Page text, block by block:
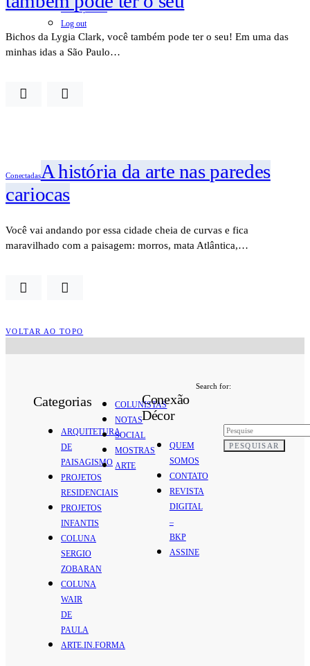
Senha perdida
Log out
Bichos da Lygia Clark, você também pode ter o seu! Em uma das
minhas idas a São Paulo…
ConectadasA história da arte nas paredes
cariocas
Você vai andando por essa cidade cheia de curvas e fica
maravilhado com a paisagem: morros, mata Atlântica,…
VOLTAR AO TOPO
Categorias
ARQUITETURA
DE
PAISAGISMO
PROJETOS
RESIDENCIAIS
PROJETOS
INFANTIS
COLUNA
SERGIO
ZOBARAN
COLUNA
WAIR
DE
PAULA
ARTE.IN.FORMA
COLUNISTAS
NOTAS
SOCIAL
MOSTRAS
ARTE
Conexão
Décor
QUEM
SOMOS
CONTATO
REVISTA
DIGITAL
–
BKP
ASSINE
Search for:
PESQUISAR